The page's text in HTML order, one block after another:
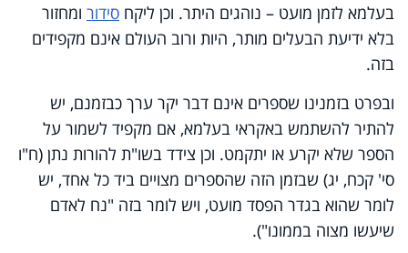
בעלמא לזמן מועט – נוהגים היתר. וכן ליקח סידור ומחזור
בלא ידיעת הבעלים מותר, היות ורוב העולם אינם מקפידים
בזה.
ובפרט בזמנינו שספרים אינם דבר יקר ערך כבזמנם, יש
להתיר להשתמש באקראי בעלמא, אם מקפיד לשמור על
הספר שלא יקרע או יתקמט. וכן צידד בשו"ת להורות נתן (ח"ו
סי' קכח, יג) שבזמן הזה שהספרים מצויים ביד כל אחד, יש
לומר שהוא בגדר הפסד מועט, ויש לומר בזה "נח לאדם
שיעשו מצוה בממונו").